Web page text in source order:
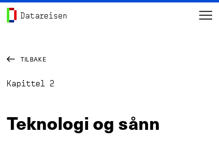
Hopp til hovedinnhold
Gå til forsiden
Datareisen
TILBAKE
Kapittel 2
Teknologi og sånn